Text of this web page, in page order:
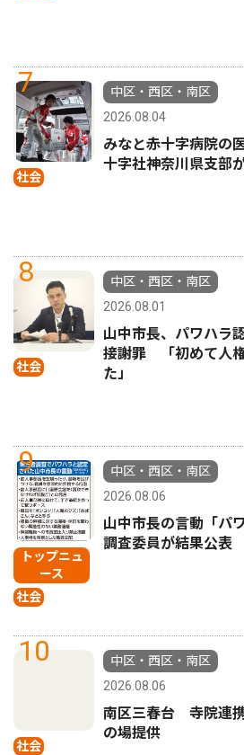
7
社会
中区・西区・南区
2026.08.04
みなと赤十字病院の
十字社神奈川県支部
8
社会
中区・西区・南区
2026.08.01
山中市長、パワハラ
接謝罪 「初めて人
た」
9
トップニュ
ース
社会
中区・西区・南区
2026.08.06
山中市長の言動「パ
調査委員が結果公表
10
社会
中区・西区・南区
2026.08.06
南区三春台 寺院連
の場提供